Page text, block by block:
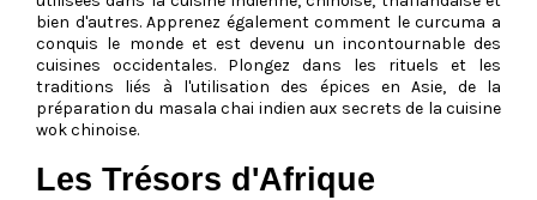
bien d'autres. Apprenez également comment le curcuma a
conquis le monde et est devenu un incontournable des
cuisines occidentales. Plongez dans les rituels et les
traditions liés à l'utilisation des épices en Asie, de la
préparation du masala chai indien aux secrets de la cuisine
wok chinoise.
Les Trésors d'Afrique